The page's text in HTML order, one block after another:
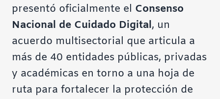
presentó oficialmente el Consenso
Nacional de Cuidado Digital, un
acuerdo multisectorial que articula a
más de 40 entidades públicas, privadas
y académicas en torno a una hoja de
ruta para fortalecer la protección de